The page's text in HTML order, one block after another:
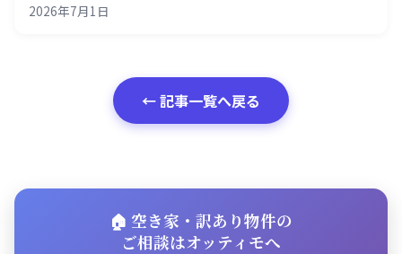
2026年7月1日
← 記事一覧へ戻る
🏠 空き家・訳あり物件の
ご相談はオッティモへ